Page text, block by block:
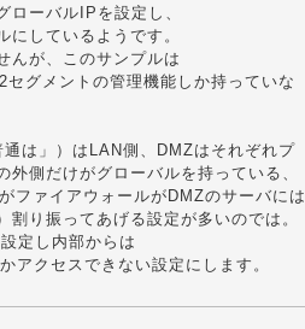
ローバルIPを設定し、
しているようです。
んが、このサンプルは
グメントの管理機能しか持っていな
は」）はLAN側、DMZはそれぞれプ
側だけがグローバルを持っている、
ファイアウォールがDMZのサーバには
り振ってあげる設定が多いのでは。
定し内部からは
クセスできない設定にします。